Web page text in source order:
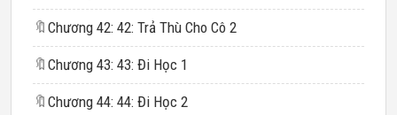
🔖 Chương 42: 42: Trả Thù Cho Cô 2
🔖 Chương 43: 43: Đi Học 1
🔖 Chương 44: 44: Đi Học 2